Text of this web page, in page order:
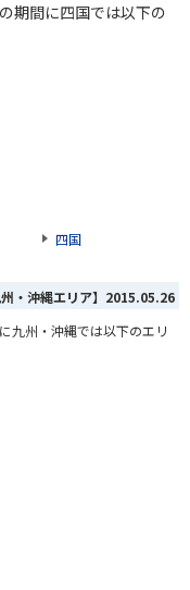
期間に四国では以下の
四国
・沖縄エリア】 2015.05.26
九州・沖縄では以下のエリ